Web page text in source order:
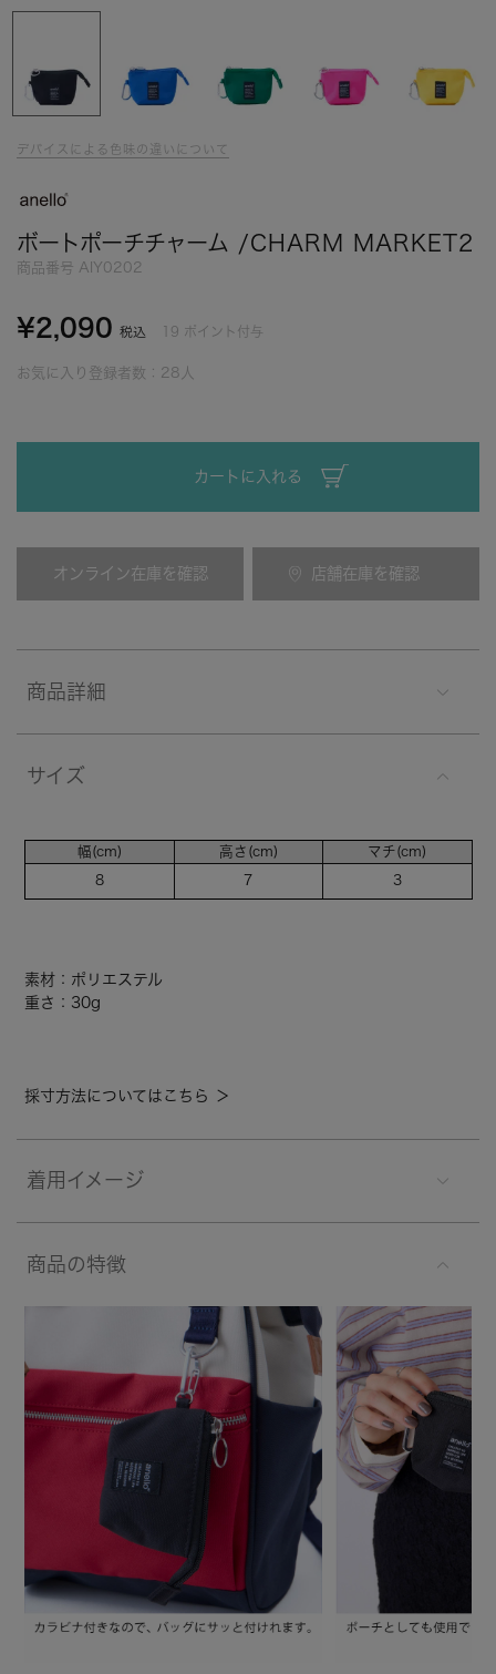
デバイスによる色味の違いについて
ボートポーチチャーム /CHARM MARKET2
商品番号 AIY0202
¥2,090 税込 19 ポイント付与
お気に入り登録者数： 28 人
カートに入れる
オンライン在庫を確認 店舗在庫を確認
商品詳細
サイズ
幅(cm)
8
高さ(cm)
7
マチ(cm)
3
素材：ポリエステル
重さ：30g
採寸方法についてはこちら ＞
着用イメージ
商品の特徴